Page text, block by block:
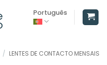
Português
/ LENTES DE CONTACTO MENSAIS